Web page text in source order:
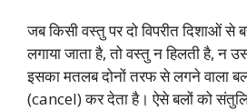
जब किसी वस्तु पर दो विपरीत दिशाओं से
लगाया जाता है, तो वस्तु न हिलती है, न
इसका मतलब दोनों तरफ से लगने वाला
(cancel) कर देता है। ऐसे बलों को